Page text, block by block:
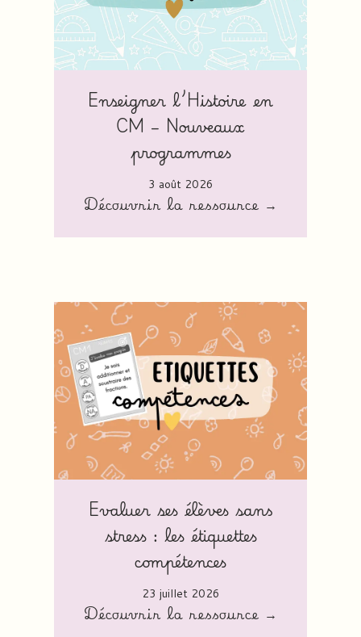
Enseigner l’Histoire en
CM – Nouveaux
programmes
3 août 2026
Découvrir la ressource →
Evaluer ses élèves sans
stress : les étiquettes
compétences
23 juillet 2026
Découvrir la ressource →